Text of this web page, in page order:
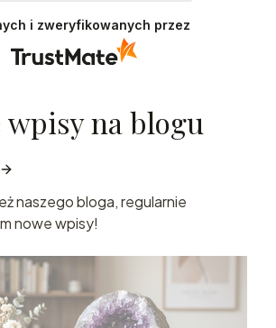
i zweryfikowanych przez
wpisy na blogu
naszego bloga, regularnie
nowe wpisy!